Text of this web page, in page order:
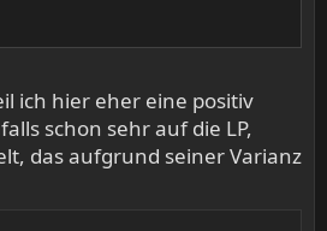
ich hier eher eine positiv
schon sehr auf die LP,
das aufgrund seiner Varianz